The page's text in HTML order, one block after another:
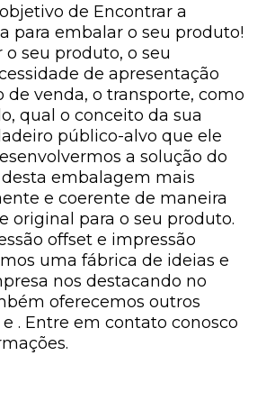
de Encontrar a
para embalar o seu produto!
seu produto, o seu
de apresentação
de venda, o transporte, como
qual o conceito da sua
público-alvo que ele
a solução do
embalagem mais
e coerente de maneira
original para o seu produto.
offset e impressão
uma fábrica de ideias e
nos destacando no
oferecemos outros
. Entre em contato conosco